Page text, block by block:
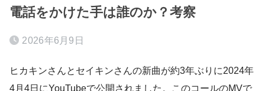
電話をかけた手は誰のか？考察
2026年6月9日
ヒカキンさんとセイキンさんの新曲が約3年ぶりに2024年
4月4日にYouTubeで公開されました。このコールのMVで